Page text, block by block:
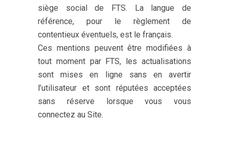
siège social de FTS. La langue de
référence, pour le règlement de
contentieux éventuels, est le français.
Ces mentions peuvent être modifiées à
tout moment par FTS, les actualisations
sont mises en ligne sans en avertir
l’utilisateur et sont réputées acceptées
sans réserve lorsque vous vous
connectez au Site.